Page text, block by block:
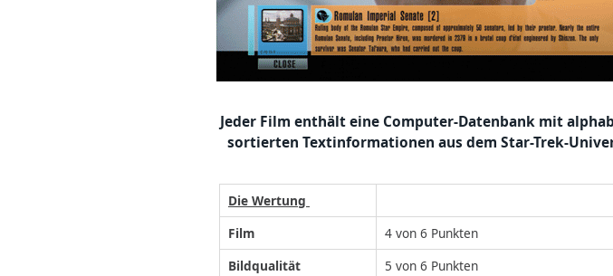
Jeder Film enthält eine Computer-Datenbank mit
sortierten Textinformationen aus dem Star-Trek-
Die Wertung
Film
4 von 6 Punkten
Bildqualität
5 von 6 Punkten